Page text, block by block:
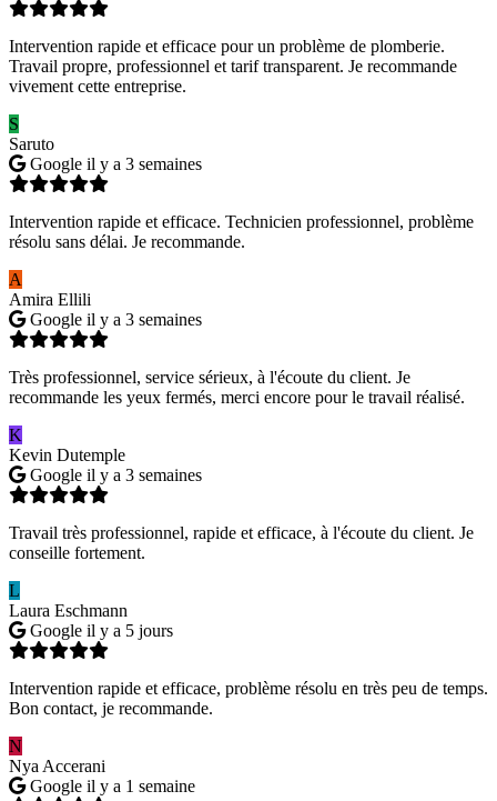
Intervention rapide et efficace pour un problème de plomberie.
Travail propre, professionnel et tarif transparent. Je recommande
vivement cette entreprise.
S
Saruto
Google il y a 3 semaines
Intervention rapide et efficace. Technicien professionnel, problème
résolu sans délai. Je recommande.
A
Amira Ellili
Google il y a 3 semaines
Très professionnel, service sérieux, à l'écoute du client. Je
recommande les yeux fermés, merci encore pour le travail réalisé.
K
Kevin Dutemple
Google il y a 3 semaines
Travail très professionnel, rapide et efficace, à l'écoute du client. Je
conseille fortement.
L
Laura Eschmann
Google il y a 5 jours
Intervention rapide et efficace, problème résolu en très peu de temps.
Bon contact, je recommande.
N
Nya Accerani
Google il y a 1 semaine